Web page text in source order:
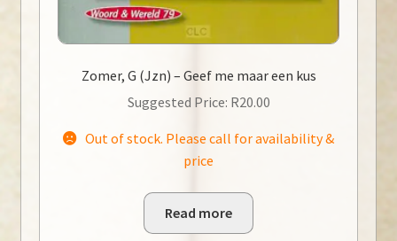
Zomer, G (Jzn) – Geef me maar een kus
Suggested Price: R20.00
Out of stock. Please call for availability &
price
Read more